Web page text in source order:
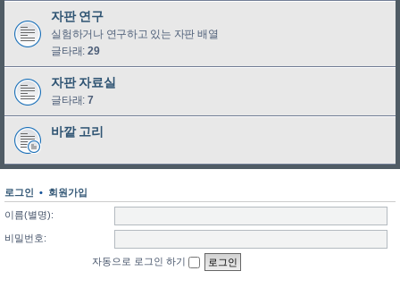
자판 연구
실험하거나 연구하고 있는 자판 배열
글타래: 29
자판 자료실
글타래: 7
바깥 고리
로그인 • 회원가입
이름(별명):
비밀번호:
자동으로 로그인 하기